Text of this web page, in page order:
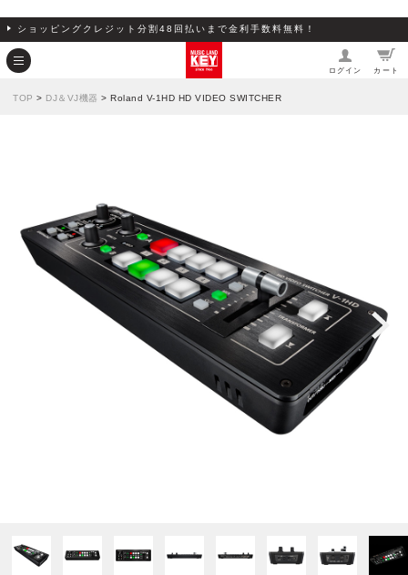
ショッピングクレジット分割48回払いまで金利手数料無料！
ログイン カート
TOP > DJ＆VJ機器 > Roland V-1HD HD VIDEO SWITCHER